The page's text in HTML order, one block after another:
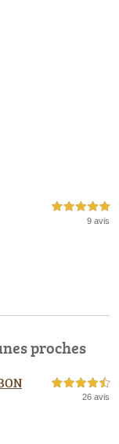
5,0 étoiles sur 5
9 avis
proches
4,5 étoiles sur 5
26 avis